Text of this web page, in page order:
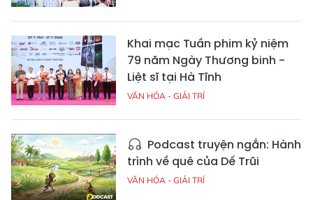
Khai mạc Tuần phim kỷ niệm
79 năm Ngày Thương binh -
Liệt sĩ tại Hà Tĩnh
VĂN HÓA - GIẢI TRÍ
Podcast truyện ngắn: Hành
trình về quê của Dế Trũi
VĂN HÓA - GIẢI TRÍ